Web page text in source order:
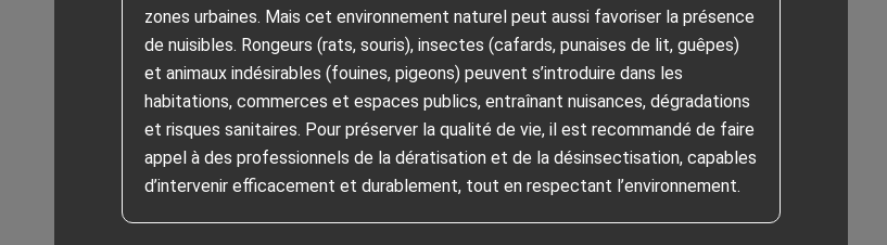
zones urbaines. Mais cet environnement naturel peut aussi favoriser la présence
de nuisibles. Rongeurs (rats, souris), insectes (cafards, punaises de lit, guêpes)
et animaux indésirables (fouines, pigeons) peuvent s’introduire dans les
habitations, commerces et espaces publics, entraînant nuisances, dégradations
et risques sanitaires. Pour préserver la qualité de vie, il est recommandé de faire
appel à des professionnels de la dératisation et de la désinsectisation, capables
d’intervenir efficacement et durablement, tout en respectant l’environnement.